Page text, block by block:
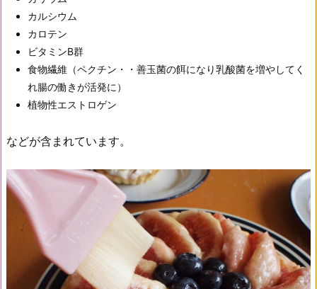
カルシウム
カロテン
ビタミンB群
食物繊維（ペクチン・・善玉菌の餌になり乳酸菌を増やしてく
れ腸の働きが活発に）
植物性エストロゲン
などが含まれています。